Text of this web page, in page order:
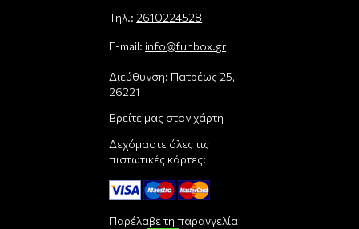
Τηλ.: 2610224528
E-mail: info@funbox.gr
Διεύθυνση: Πατρέως 25,
26221
Βρείτε μας στον χάρτη
Δεχόμαστε όλες τις
πιστωτικές κάρτες:
Παρέλαβε τη παραγγελία